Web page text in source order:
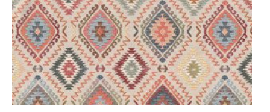
keuken
kippen
klaproos
klaprozen
klaver